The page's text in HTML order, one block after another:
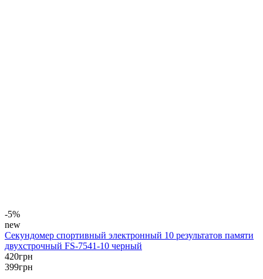
-5%
new
Секундомер спортивный электронный 10 результатов памяти
двухстрочный FS-7541-10 черный
420грн
399грн